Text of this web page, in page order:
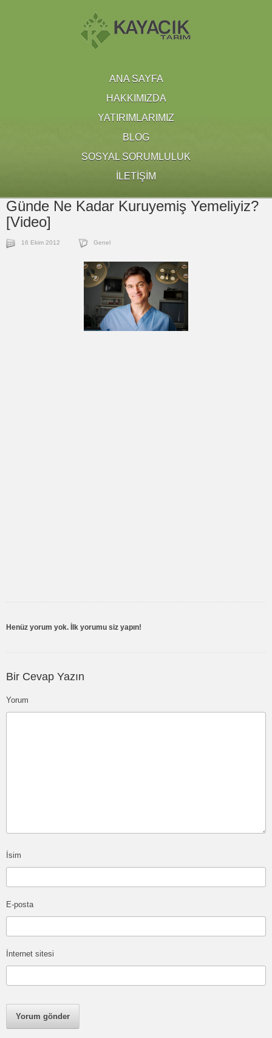
ANA SAYFA
HAKKIMIZDA
YATIRIMLARIMIZ
BLOG
SOSYAL SORUMLULUK
İLETİŞİM
Günde Ne Kadar Kuruyemiş Yemeliyiz?
[Video]
16 Ekim 2012 Genel
Henüz yorum yok. İlk yorumu siz yapın!
Bir Cevap Yazın
Yorum
İsim
E-posta
İnternet sitesi